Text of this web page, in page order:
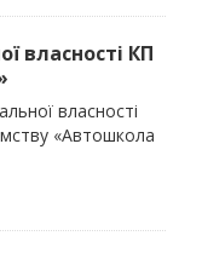
власності КП
власності
«Автошкола